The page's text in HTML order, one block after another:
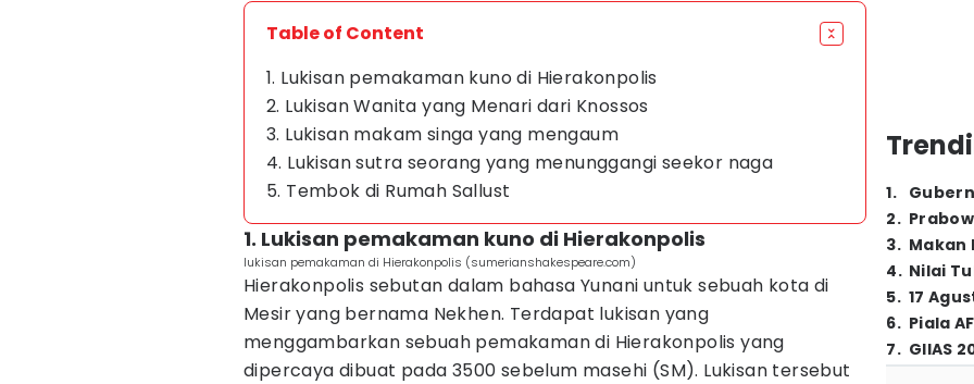
Table of Content
1. Lukisan pemakaman kuno di Hierakonpolis
2. Lukisan Wanita yang Menari dari Knossos
3. Lukisan makam singa yang mengaum
4. Lukisan sutra seorang yang menunggangi seekor naga
5. Tembok di Rumah Sallust
1. Lukisan pemakaman kuno di Hierakonpolis
lukisan pemakaman di Hierakonpolis (sumerianshakespeare.com)
Hierakonpolis sebutan dalam bahasa Yunani untuk sebuah kota di
Mesir yang bernama Nekhen. Terdapat lukisan yang
menggambarkan sebuah pemakaman di Hierakonpolis yang
dipercaya dibuat pada 3500 sebelum masehi (SM). Lukisan tersebut
1.
2.
3. Makan
4. Nilai
5. 17
6. Piala
7. GIIAS